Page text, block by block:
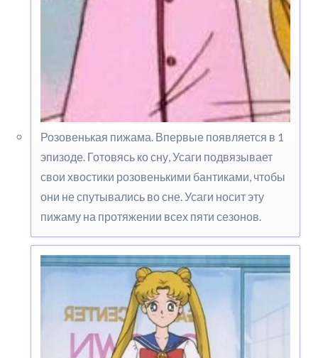
Розовенькая пижама. Впервые появляется в 1
эпизоде. Готовясь ко сну, Усаги подвязывает
свои хвостики розовенькими бантиками, чтобы
они не спутывались во сне. Усаги носит эту
пижаму на протяжении всех пяти сезонов.